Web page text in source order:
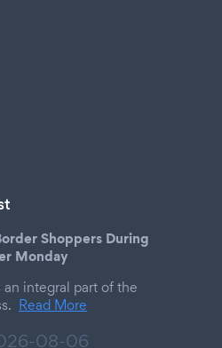
Shoppers During
Monday
integral part of the
Read More
08-06